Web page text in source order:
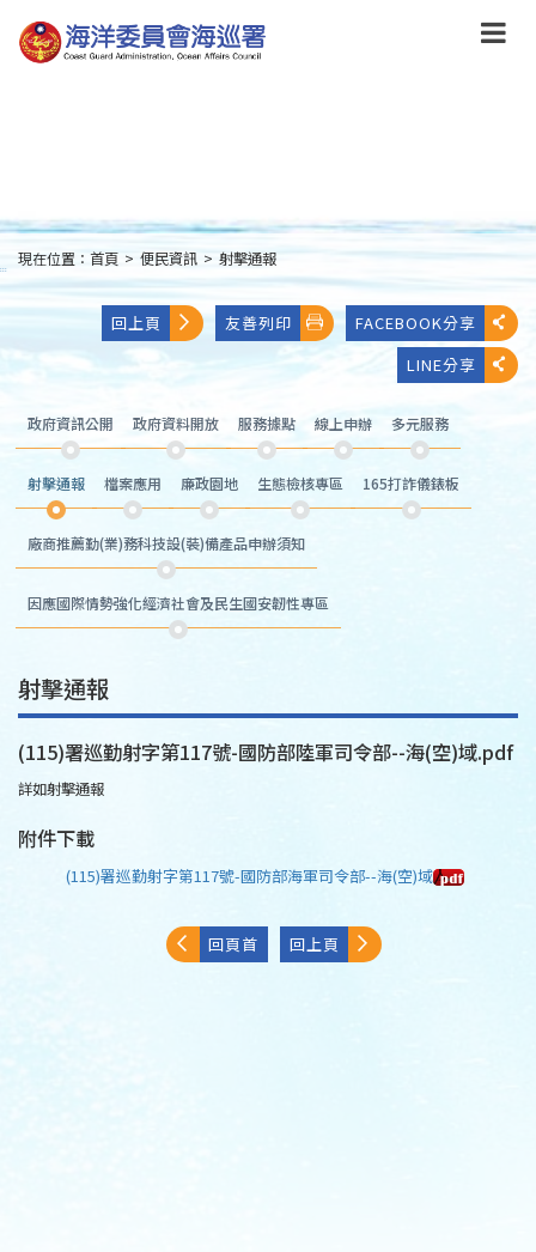
到
主
:::
現在位置： 首頁 > 便民資訊 > 射擊通報
回上頁 友善列印
FACEBOOK分享
LINE分享
政府資訊公開 政府資料開放 服務據點 線上申辦 多元服務
射擊通報 檔案應用 廉政園地 生態檢核專區 165打詐儀錶板
廠商推薦勤(業)務科技設(裝)備產品申辦須知
因應國際情勢強化經濟社會及民生國安韌性專區
射擊通報
(115)署巡勤射字第117號-國防部陸軍司令部--海(空)域.pdf
詳如射擊通報
附件下載
(115)署巡勤射字第117號-國防部海軍司令部--海(空)域
回頁首 回上頁